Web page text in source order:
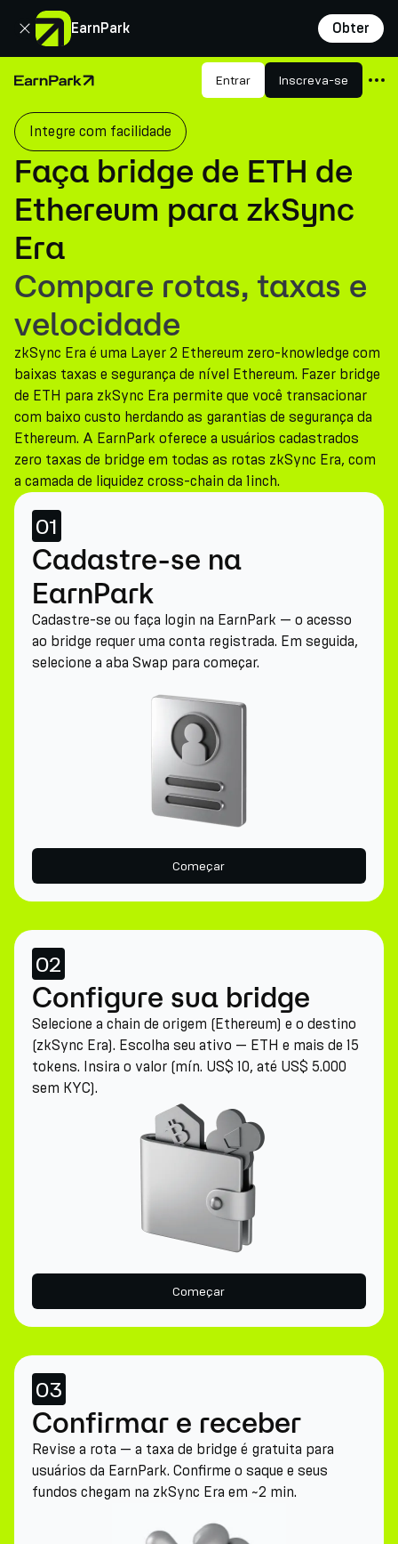
EarnPark Obter
Fechar
Página Inicial Entrar Inscreva-se
Produtos
Mercados
Calculadoras
PARK Token
Recursos
Empresa
Integre com facilidade
Faça bridge de ETH de
Ethereum para zkSync
Era
Compare rotas, taxas e
velocidade
zkSync Era é uma Layer 2 Ethereum zero-knowledge com
baixas taxas e segurança de nível Ethereum. Fazer bridge
de ETH para zkSync Era permite que você transacionar
com baixo custo herdando as garantias de segurança da
Ethereum. A EarnPark oferece a usuários cadastrados
zero taxas de bridge em todas as rotas zkSync Era, com
a camada de liquidez cross-chain da 1inch.
01
Cadastre-se na
EarnPark
Cadastre-se ou faça login na EarnPark — o acesso
ao bridge requer uma conta registrada. Em seguida,
selecione a aba Swap para começar.
Começar
02
Configure sua bridge
Selecione a chain de origem (Ethereum) e o destino
(zkSync Era). Escolha seu ativo — ETH e mais de 15
tokens. Insira o valor (mín. US$ 10, até US$ 5.000
sem KYC).
Começar
03
Confirmar e receber
Revise a rota — a taxa de bridge é gratuita para
usuários da EarnPark. Confirme o saque e seus
fundos chegam na zkSync Era em ~2 min.